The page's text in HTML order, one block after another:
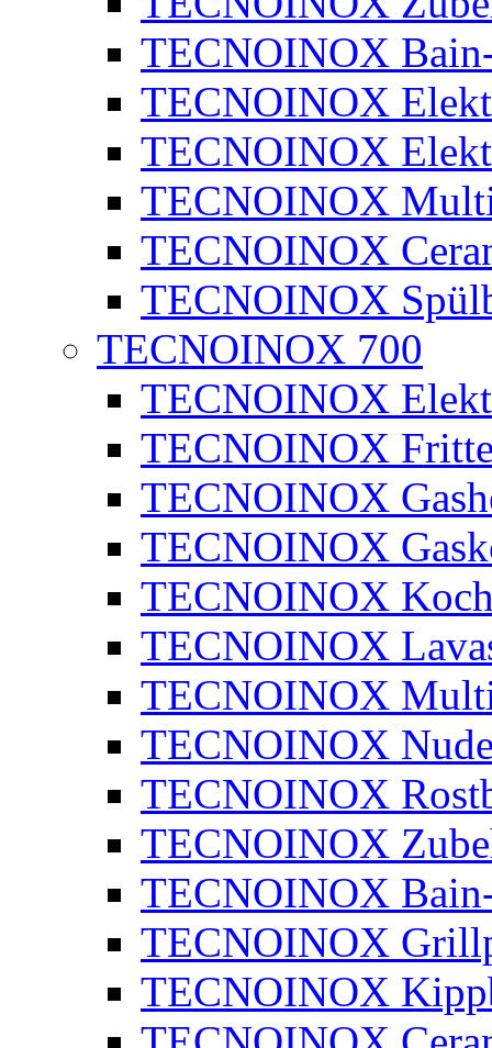
TECNOINOX
TECNOINOX
TECNOINOX
TECNOINOX
TECNOINOX
TECNOINOX
TECNOINOX 700
TECNOINOX
TECNOINOX
TECNOINOX
TECNOINOX
TECNOINOX
TECNOINOX
TECNOINOX
TECNOINOX
TECNOINOX
TECNOINOX
TECNOINOX
TECNOINOX
TECNOINOX